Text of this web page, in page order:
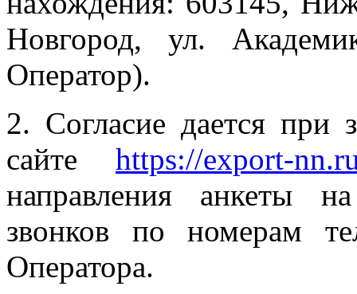
Новгород, ул.
Оператор).
2. Согласие дается при
сайте https://export-
направления анкеты
звонков по номерам
Оператора.